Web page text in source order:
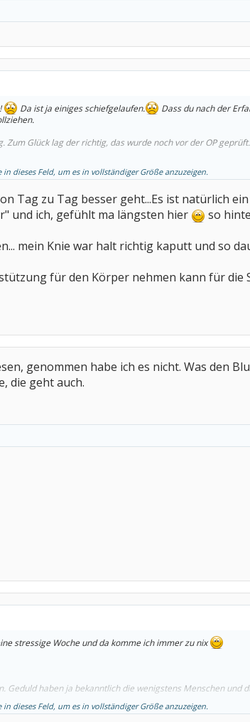
Da ist ja einiges schiefgelaufen.
Dass du nach der
Zum Glück lag der richtig, das wurde noch vor der OP
mich nicht, dass die Beugung erst bei 70 ist. Ich denke,
in dieses Feld, um es in vollständiger Größe anzuzeigen.
Tag zu Tag besser geht...Es ist natürlich
und ich, gefühlt ma längsten hier
so
mein Knie war halt richtig kaputt und so
für den Körper nehmen kann für die
genommen habe ich es nicht. Was den
die geht auch.
stressige Woche und da komme ich immer zu nix
Geduld haben ja bekanntlich die wenigstens Menschen und
man das neue Gelenk bewegen, aber ich denke, dass sich
in dieses Feld, um es in vollständiger Größe anzuzeigen.